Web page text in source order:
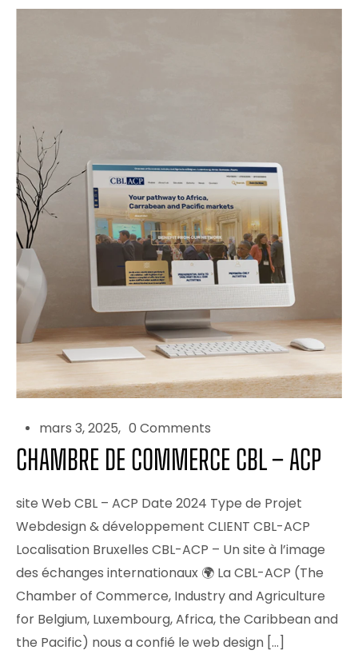
mars 3, 2025 0 Comments
CHAMBRE DE COMMERCE CBL – ACP
site Web CBL – ACP Date 2024 Type de Projet
Webdesign & développement CLIENT CBL-ACP
Localisation Bruxelles CBL-ACP – Un site à l’image
des échanges internationaux 🌍 La CBL-ACP (The
Chamber of Commerce, Industry and Agriculture
for Belgium, Luxembourg, Africa, the Caribbean and
the Pacific) nous a confié le web design […]